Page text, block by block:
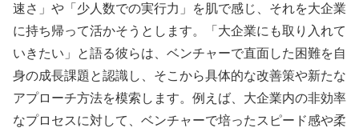
速さ」や「少人数での実行力」を肌で感じ、それを大企業
に持ち帰って活かそうとします。「大企業にも取り入れて
いきたい」と語る彼らは、ベンチャーで直面した困難を自
身の成長課題と認識し、そこから具体的な改善策や新たな
アプローチ方法を模索します。例えば、大企業内の非効率
なプロセスに対して、ベンチャーで培ったスピード感や柔